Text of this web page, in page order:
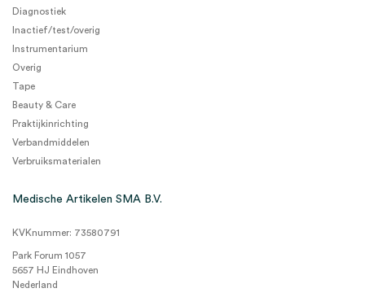
Diagnostiek
Inactief/test/overig
Instrumentarium
Overig
Tape
Beauty & Care
Praktijkinrichting
Verbandmiddelen
Verbruiksmaterialen
Medische Artikelen SMA B.V.
KVKnummer: 73580791
Park Forum 1057
5657 HJ Eindhoven
Nederland